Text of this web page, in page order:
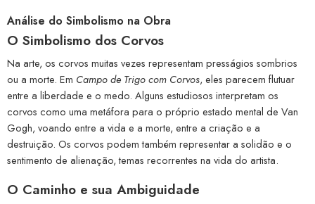
Análise do Simbolismo na Obra
O Simbolismo dos Corvos
Na arte, os corvos muitas vezes representam presságios sombrios
ou a morte. Em Campo de Trigo com Corvos, eles parecem flutuar
entre a liberdade e o medo. Alguns estudiosos interpretam os
corvos como uma metáfora para o próprio estado mental de Van
Gogh, voando entre a vida e a morte, entre a criação e a
destruição. Os corvos podem também representar a solidão e o
sentimento de alienação, temas recorrentes na vida do artista.
O Caminho e sua Ambiguidade